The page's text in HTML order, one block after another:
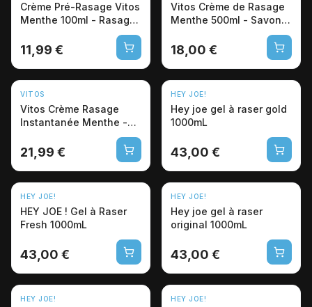
Crème Pré-Rasage Vitos
Menthe 100ml - Rasage
11,99 €
Vitos Crème de Rasage
Menthe 500ml - Savon
18,00 €
VITOS
Vitos Crème Rasage
Instantanée Menthe -
21,99 €
HEY JOE!
Hey joe gel à raser gold
1000mL
43,00 €
HEY JOE!
HEY JOE ! Gel à Raser
Fresh 1000mL
43,00 €
HEY JOE!
Hey joe gel à raser
original 1000mL
43,00 €
HEY JOE! HEY JOE!